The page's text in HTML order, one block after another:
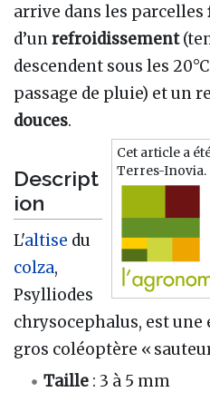
arrive dans les parcelles
d’unrefroidissement
descendent sous les
passage de pluie) et un
douces.
Cet article a
Terres-Inovia.
Descript
ion
L'altise du
colza,
Psylliodes
chrysocephalus, est une
gros coléoptère «
Taille : 3 à 5 mm